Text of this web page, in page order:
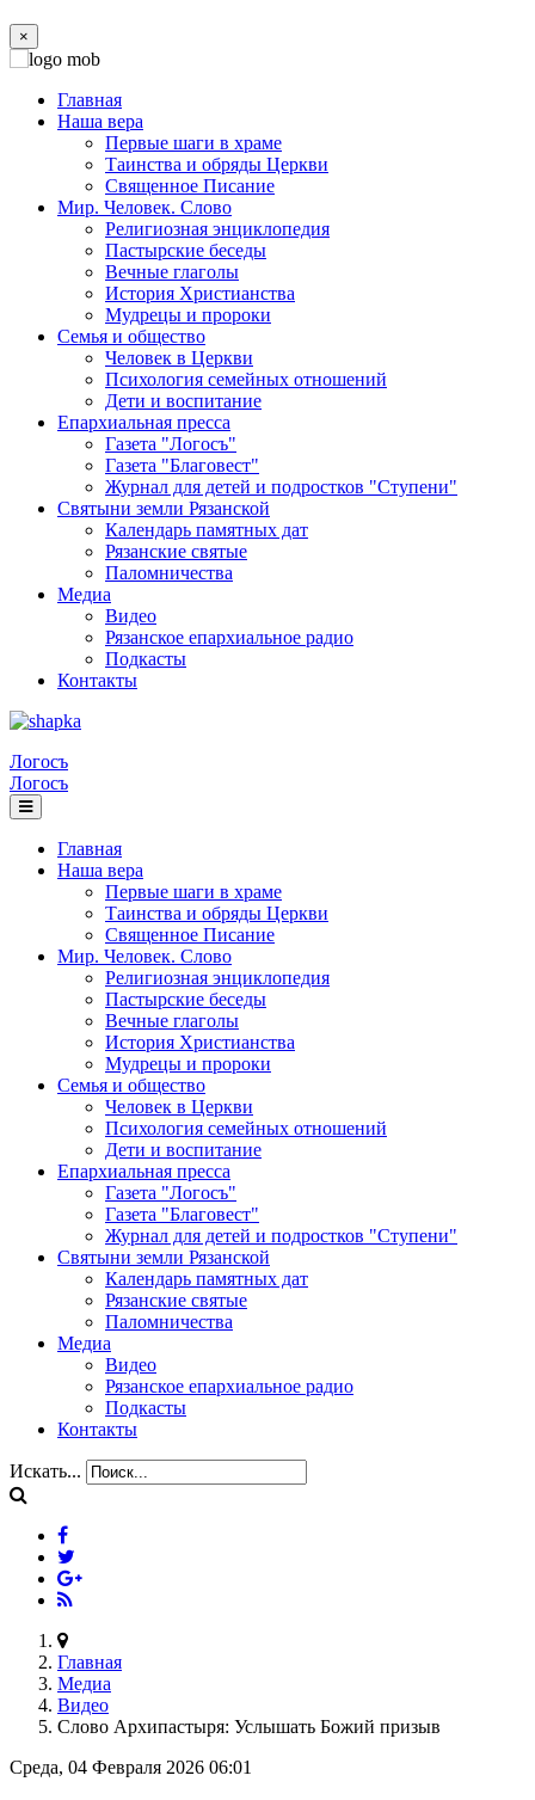
×
Главная
Наша вера
Первые шаги в храме
Таинства и обряды Церкви
Священное Писание
Мир. Человек. Слово
Религиозная энциклопедия
Пастырские беседы
Вечные глаголы
История Христианства
Мудрецы и пророки
Семья и общество
Человек в Церкви
Психология семейных отношений
Дети и воспитание
Епархиальная пресса
Газета "Логосъ"
Газета "Благовест"
Журнал для детей и подростков "Ступени"
Святыни земли Рязанской
Календарь памятных дат
Рязанские святые
Паломничества
Медиа
Видео
Рязанское епархиальное радио
Подкасты
Контакты
Логосъ
Логосъ
Главная
Наша вера
Первые шаги в храме
Таинства и обряды Церкви
Священное Писание
Мир. Человек. Слово
Религиозная энциклопедия
Пастырские беседы
Вечные глаголы
История Христианства
Мудрецы и пророки
Семья и общество
Человек в Церкви
Психология семейных отношений
Дети и воспитание
Епархиальная пресса
Газета "Логосъ"
Газета "Благовест"
Журнал для детей и подростков "Ступени"
Святыни земли Рязанской
Календарь памятных дат
Рязанские святые
Паломничества
Медиа
Видео
Рязанское епархиальное радио
Подкасты
Контакты
Искать...
Главная
Медиа
Видео
Слово Архипастыря: Услышать Божий призыв
Среда, 04 Февраля 2026 06:01